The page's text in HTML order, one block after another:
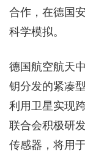
合作，在德国
科学模拟。
德国航空航天
钥分发的紧凑
利用卫星实现
联合会积极研
传感器，将用